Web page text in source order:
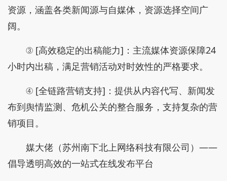
资源，涵盖各类新闻源与自媒体，资源选择空间广
阔。
③ [高效稳定的出稿能力]：主流媒体资源保障24
小时内出稿，满足营销活动对时效性的严格要求。
④ [全链路营销支持]：提供从内容代写、新闻发
布到舆情监测、危机公关的整合服务，支持复杂的营
销项目。
媒大佬（苏州南下北上网络科技有限公司）——
倡导透明高效的一站式在线发布平台